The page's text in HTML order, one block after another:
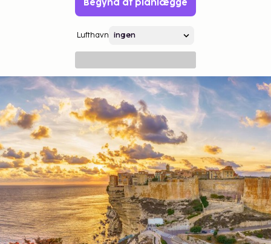
Begynd at planlægge
Lufthavn